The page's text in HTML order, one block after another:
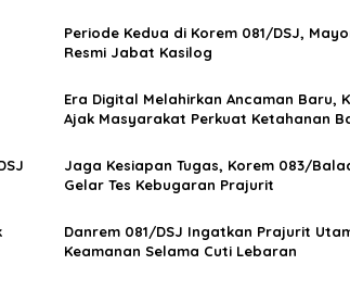
Periode Kedua di Korem 081/DSJ,
Resmi Jabat Kasilog
Era Digital Melahirkan Ancaman Baru,
Ajak Masyarakat Perkuat Ketahanan
Jaga Kesiapan Tugas, Korem 083/
Gelar Tes Kebugaran Prajurit
Danrem 081/DSJ Ingatkan Prajurit
Keamanan Selama Cuti Lebaran